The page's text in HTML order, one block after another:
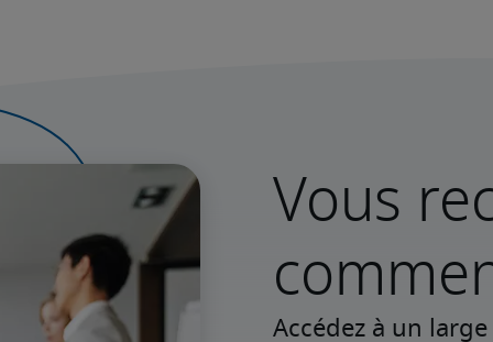
Vous
Accédez à un